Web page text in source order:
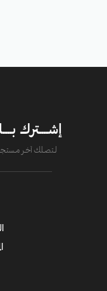
إشــــترك
لــتصــلك آخــر